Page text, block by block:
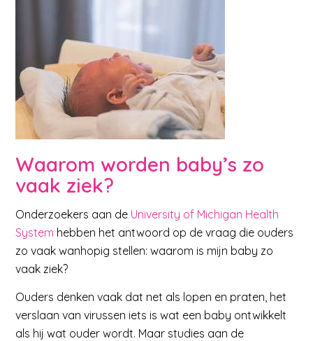
Waarom worden baby’s zo
vaak ziek?
Onderzoekers aan de University of Michigan Health
System hebben het antwoord op de vraag die ouders
zo vaak wanhopig stellen: waarom is mijn baby zo
vaak ziek?
Ouders denken vaak dat net als lopen en praten, het
verslaan van virussen iets is wat een baby ontwikkelt
als hij wat ouder wordt. Maar studies aan de